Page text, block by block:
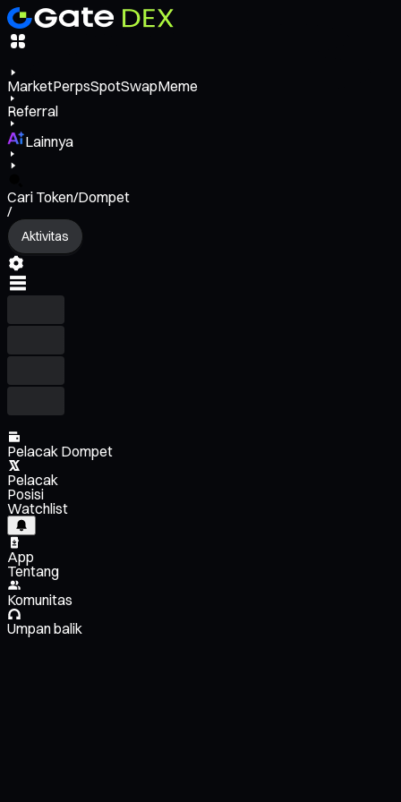
MarketPerpsSpotSwapMeme
Referral
Lainnya
Cari Token/Dompet
/
Aktivitas
Pelacak Dompet
Pelacak
Posisi
Watchlist
App
Tentang
Komunitas
Umpan balik